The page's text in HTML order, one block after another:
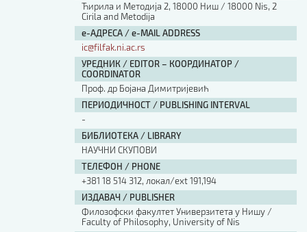
Ћирила и Методија 2, 18000 Ниш / 18000 Nis, 2
Cirila and Metodija
е-АДРЕСА / e-MAIL ADDRESS
ic@filfak.ni.ac.rs
УРЕДНИК / EDITOR – КООРДИНАТОР /
COORDINATOR
Проф. др Бојана Димитријевић
ПЕРИОДИЧНОСТ / PUBLISHING INTERVAL
-
БИБЛИОТЕКА / LIBRARY
НАУЧНИ СКУПОВИ
ТЕЛЕФОН / PHONE
+381 18 514 312, локал/ext 191,194
ИЗДАВАЧ / PUBLISHER
Филозофски факултет Универзитета у Нишу /
Faculty of Philosophy, University of Nis